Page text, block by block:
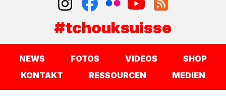
#tchouksuisse
NEWS FOTOS VIDEOS
SHOP
KONTAKT
RESSOURCEN MEDIEN